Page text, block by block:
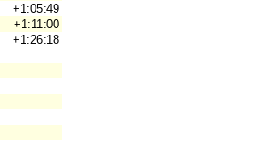
+1:05:49
+1:11:00
+1:26:18